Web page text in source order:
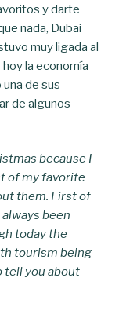
y darte
nada, Dubai
muy ligada al
la economía
de sus
de algunos
because I
of my favorite
them. First of
been
today the
tourism being
tell you about